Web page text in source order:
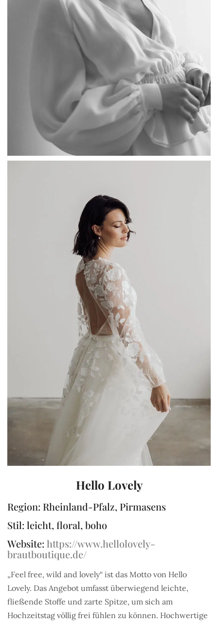
Hello Lovely
Region: Rheinland-Pfalz, Pirmasens
Stil: leicht, floral, boho
Website: https://www.hellolovely-
brautboutique.de/
„Feel free, wild and lovely“ ist das Motto von Hello
Lovely. Das Angebot umfasst überwiegend leichte,
fließende Stoffe und zarte Spitze, um sich am
Hochzeitstag völlig frei fühlen zu können. Hochwertige